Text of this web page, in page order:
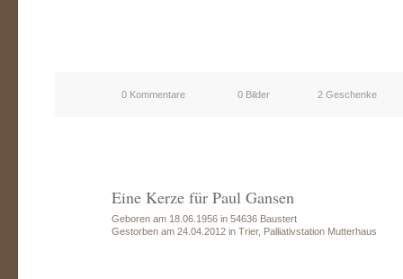
0 Kommentare 0 Bilder 2 Geschenke
Eine Kerze für Paul Gansen
Geboren am 18.06.1956 in 54636 Baustert
Gestorben am 24.04.2012 in Trier, Palliativstation Mutterhaus